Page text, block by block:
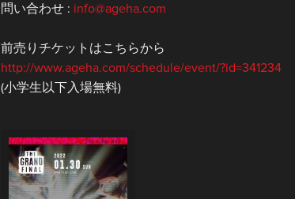
問い合わせ : info@ageha.com
前売りチケットはこちらから
http://www.ageha.com/schedule/event/?id=341234
(小学生以下入場無料)